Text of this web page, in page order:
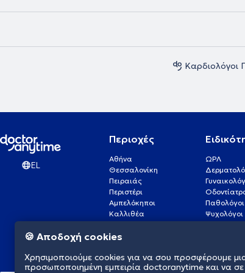
EL
Περιοχές
Αθήνα
Θεσσαλονίκη
Πειραιάς
Περιστέρι
Αμπελόκηποι
Καλλιθέα
Πάτρα
Γλυφάδα
Νέα Σμύρνη
ΩΡΛ
Παθολόγοι
Ψυχολόγοι
🍪 Αποδοχή cookies
Χρησιμοποιούμε cookies για να σου προσφέρουμε
προσωποποιημένη εμπειρία doctoranytime και να